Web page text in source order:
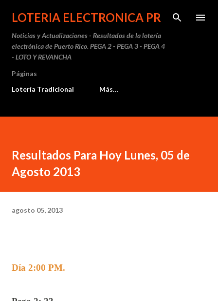
Ir al contenido principal
LOTERIA ELECTRONICA PR
Noticias y Actualizaciones - Resultados de la lotería
electrónica de Puerto Rico. PEGA 2 - PEGA 3 - PEGA 4
- LOTO Y REVANCHA
Páginas
Lotería Tradicional
Más…
Resultados Para Hoy Lunes, 05 de
Agosto 2013
agosto 05, 2013
Día 2:00 PM.